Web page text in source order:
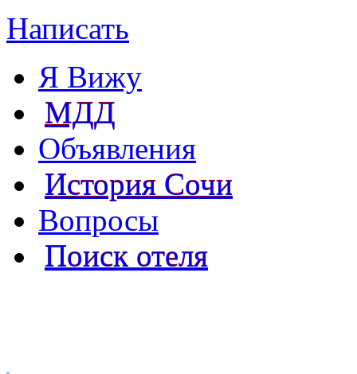
Написать
Я Вижу
МДД
Объявления
История Сочи
Вопросы
Поиск отеля